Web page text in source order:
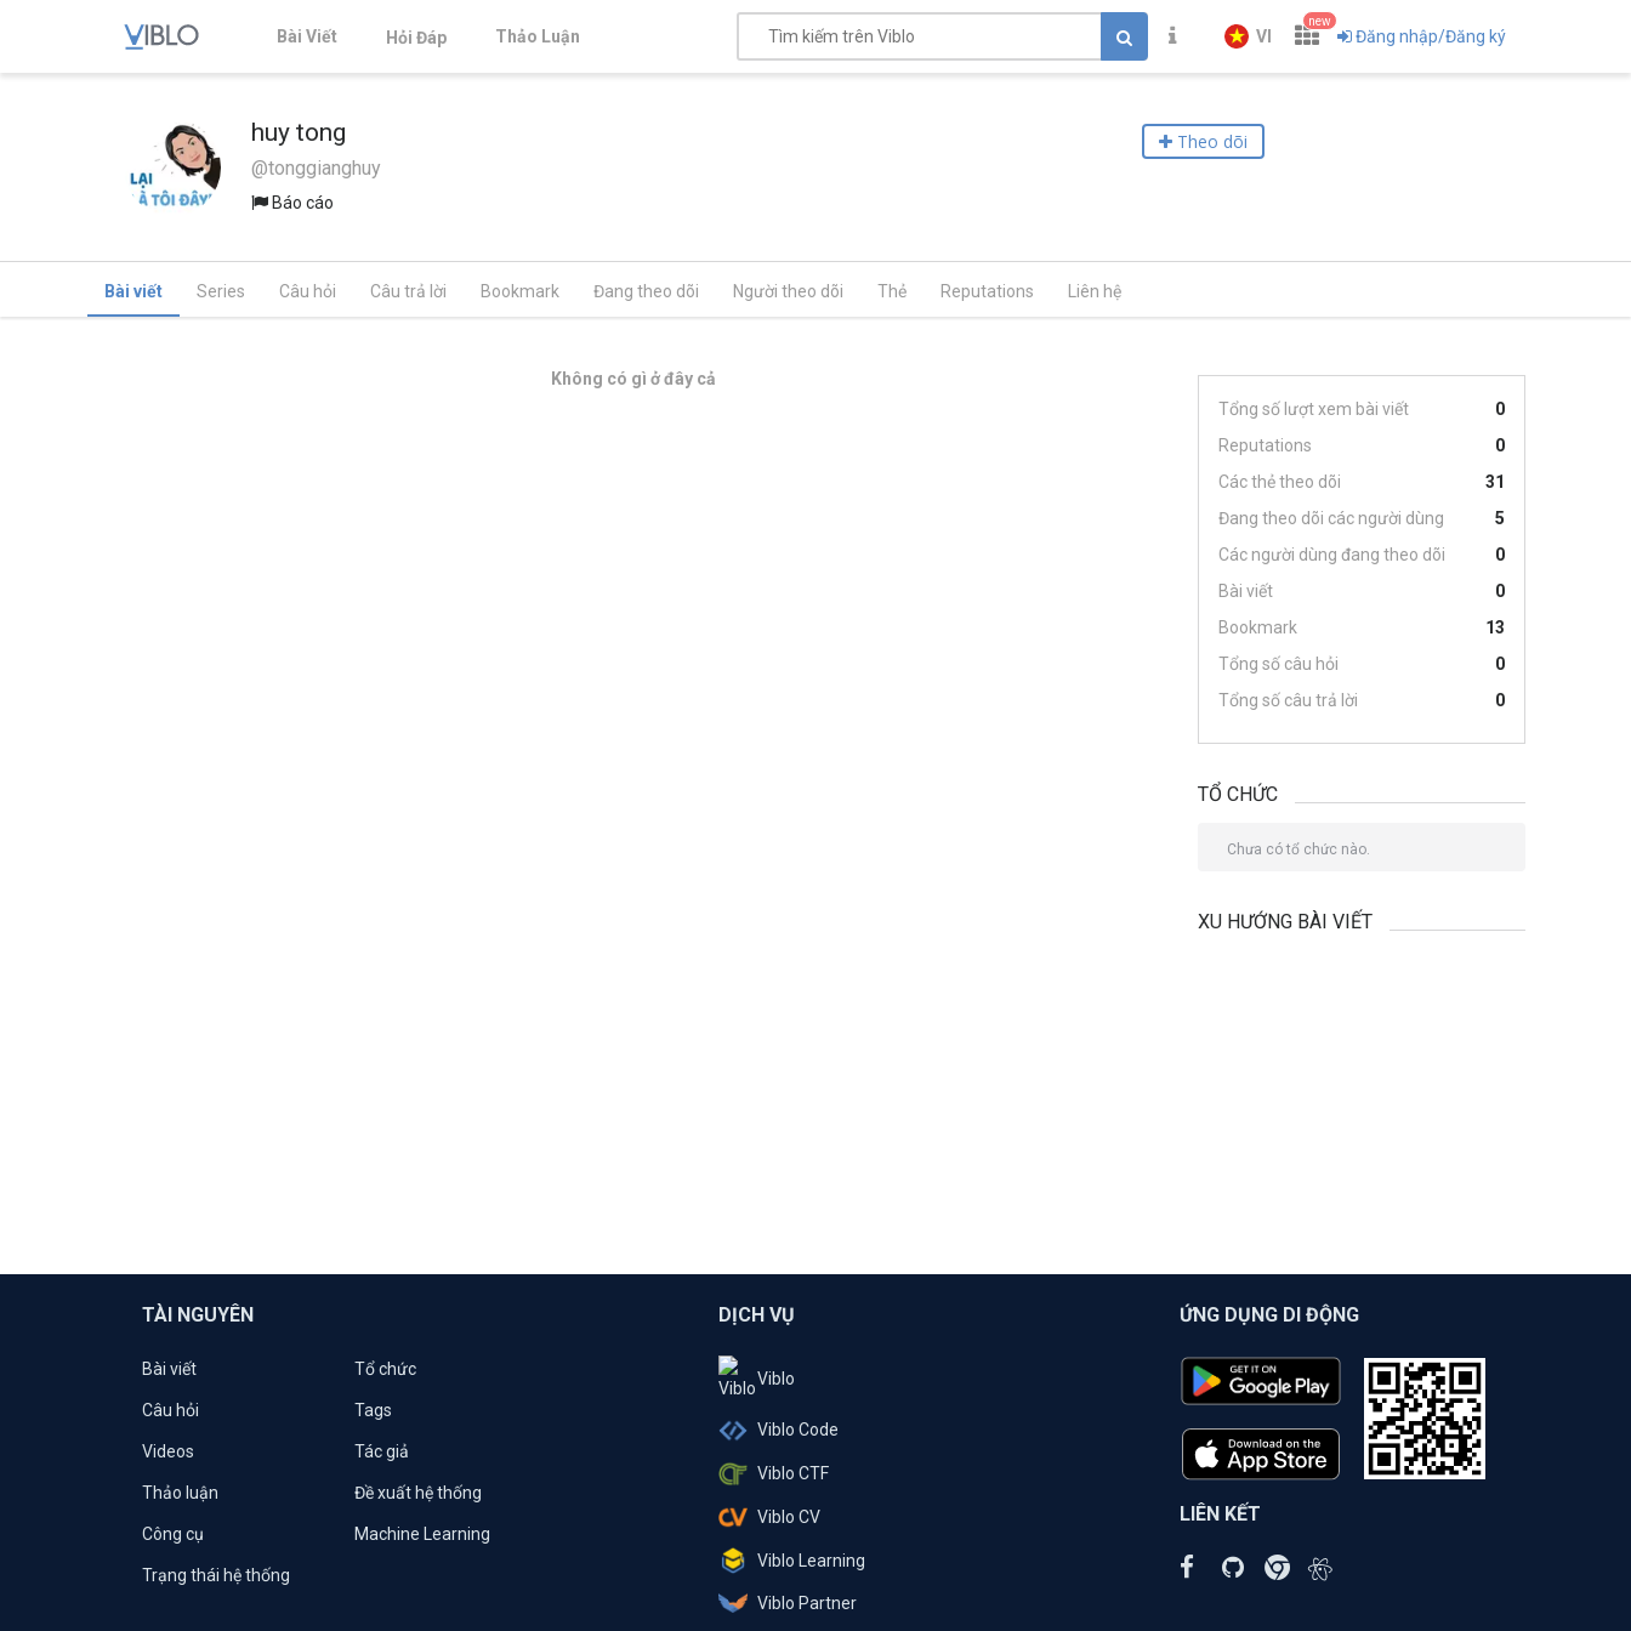
Bài Viết Hỏi Đáp Thảo Luận VI
new
Đăng nhập/Đăng ký
huy tong
@tonggianghuy
Báo cáo
Theo dõi
Bài viết Series Câu hỏi Câu trả lời Bookmark Đang theo dõi Người theo dõi Thẻ Reputations Liên hệ
Không có gì ở đây cả
Tổng số lượt xem bài viết
0
Reputations
0
Các thẻ theo dõi
31
Đang theo dõi các người dùng
5
Các người dùng đang theo dõi
0
Bài viết
0
Bookmark
13
Tổng số câu hỏi
0
Tổng số câu trả lời
0
TỔ CHỨC
Chưa có tổ chức nào.
XU HƯỚNG BÀI VIẾT
TÀI NGUYÊN
Bài viết Tổ chức
Câu hỏi Tags
Videos Tác giả
Thảo luận Đề xuất hệ thống
Công cụ Machine Learning
Trạng thái hệ thống
DỊCH VỤ
Viblo
Viblo Code
Viblo CTF
Viblo CV
Viblo Learning
Viblo Partner
ỨNG DỤNG DI ĐỘNG
LIÊN KẾT